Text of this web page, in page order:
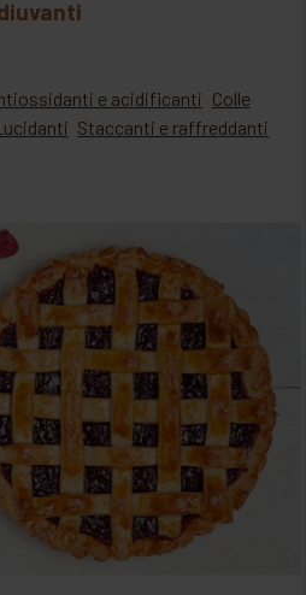
e acidificanti Colle
Staccanti e raffreddanti